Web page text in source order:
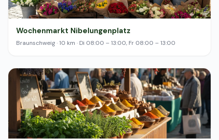
Wochenmarkt Nibelungenplatz
Braunschweig · 10 km · Di 08:00 – 13:00, Fr 08:00 – 13:00